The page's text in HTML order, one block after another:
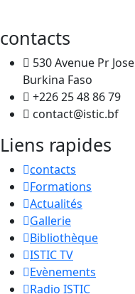
contacts
530 Avenue Pr
Burkina Faso
+226 25 48 86 79
contact@istic.bf
Liens rapides
contacts
Formations
Actualités
Gallerie
Bibliothèque
ISTIC TV
Evènements
Radio ISTIC